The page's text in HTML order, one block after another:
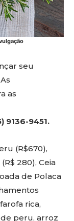
seu
as
9136-9451.
(R$670),
280), Ceia
de Polaca
rica,
peru, arroz